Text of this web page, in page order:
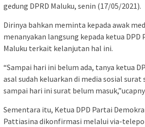
gedung DPRD Maluku, senin (17/05/2021).
Dirinya bahkan meminta kepada awak
menanyakan langsung kepada ketua
Maluku terkait kelanjutan hal ini.
“Sampai hari ini belum ada, tanya ketua
asal sudah keluarkan di media sosial surat
sampai hari ini surat belum
Sementara itu, Ketua DPD Partai
Pattiasina dikonfirmasi melalui via-